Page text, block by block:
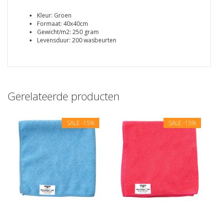
Kleur: Groen
Formaat: 40x40cm
Gewicht/m2: 250 gram
Levensduur: 200 wasbeurten
Gerelateerde producten
SALE -15% SALE -15%